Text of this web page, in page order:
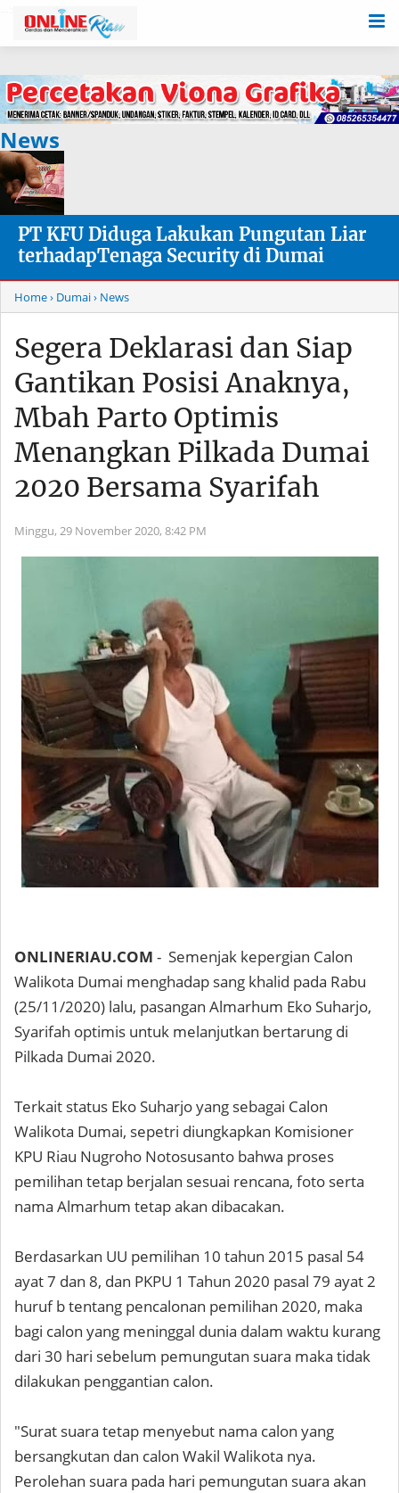
News
PT KFU Diduga Lakukan Pungutan Liar
terhadapTenaga Security di Dumai
Home› Dumai› News
Segera Deklarasi dan Siap
Gantikan Posisi Anaknya,
Mbah Parto Optimis
Menangkan Pilkada Dumai
2020 Bersama Syarifah
Minggu, 29 November 2020, 8:42 PM
ONLINERIAU.COM - Semenjak kepergian Calon
Walikota Dumai menghadap sang khalid pada Rabu
(25/11/2020) lalu, pasangan Almarhum Eko Suharjo,
Syarifah optimis untuk melanjutkan bertarung di
Pilkada Dumai 2020.
Terkait status Eko Suharjo yang sebagai Calon
Walikota Dumai, sepetri diungkapkan Komisioner
KPU Riau Nugroho Notosusanto bahwa proses
pemilihan tetap berjalan sesuai rencana, foto serta
nama Almarhum tetap akan dibacakan.
Berdasarkan UU pemilihan 10 tahun 2015 pasal 54
ayat 7 dan 8, dan PKPU 1 Tahun 2020 pasal 79 ayat 2
huruf b tentang pencalonan pemilihan 2020, maka
bagi calon yang meninggal dunia dalam waktu kurang
dari 30 hari sebelum pemungutan suara maka tidak
dilakukan penggantian calon.
"Surat suara tetap menyebut nama calon yang
bersangkutan dan calon Wakil Walikota nya.
Perolehan suara pada hari pemungutan suara akan